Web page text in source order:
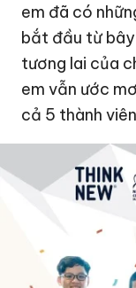
em đã có
bắt đầu từ bây
tương lai của
em vẫn ước
cả 5 thành